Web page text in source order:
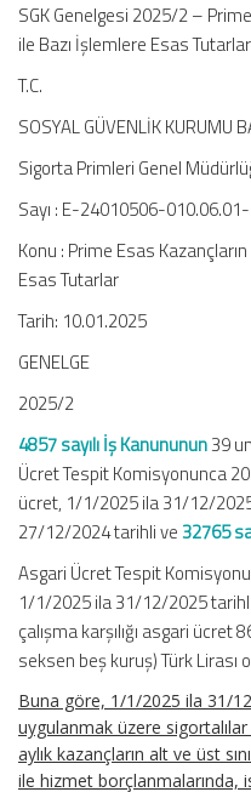
SGK Genelgesi 2025/2 –
ile Bazı İşlemlere Esas Tutarlar
T.C.
SOSYAL GÜVENLİK KURUMU
Sigorta Primleri Genel
Sayı : E-24010506-
Konu : Prime Esas
Esas Tutarlar
Tarih: 10.01.2025
GENELGE
2025/2
4857 sayılı İş Kanununun39
Ücret Tespit Komisyonunca
ücret, 1/1/2025 ila 31/12/
27/12/2024 tarihli ve32765
Asgari Ücret Tespit
1/1/2025 ila 31/12/2025
çalışma karşılığı asgari ücret
seksen beş kuruş) Türk
Buna göre, 1/1/2025 ila 31/
uygulanmak üzere
aylık kazançların alt ve üst
ile hizmet borçlanmalarında,